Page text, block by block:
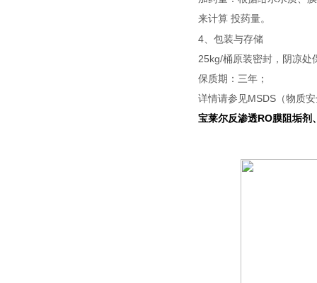
来计算 投药量。
4、包装与存储
25kg/桶原装密封，阴凉处
保质期：三年；
详情请参见MSDS（物质
宝莱尔反渗透RO膜阻垢剂